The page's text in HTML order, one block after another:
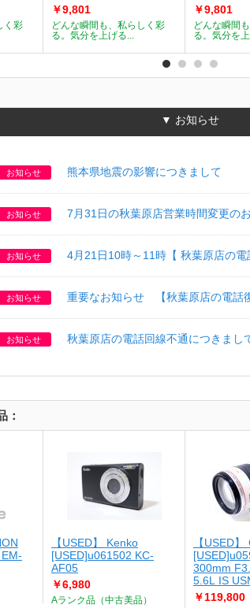
く彩
￥9,801
どんな瞬間も、私らしく彩
る。気分を上げる...
￥9,801
どんな瞬間
る。気分を上
▼ お知らせ
お知らせ 熊本県地震の影響につきまして
お知らせ 7月31日の秋葉原店営業時間変更の
お知らせ 4月21日10時～11時【 秋葉原店の電
お知らせ 重要なお知らせ 【秋葉原店の電話
お知らせ 秋葉原店の電話回線不通につきまし
：
【USED】 Kenko
[USED]u061502 KC-
AF05
￥6,980
Aランク品（中古美品）
【USED】
300mm
5.6L IS
￥119,800